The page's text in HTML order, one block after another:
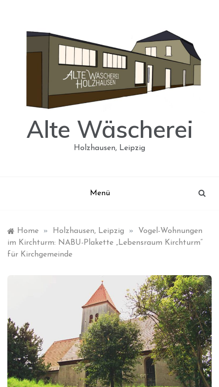
Alte Wäscherei
Holzhausen, Leipzig
Menü
Home » Holzhausen, Leipzig »
Vogel-Wohnungen
im Kirchturm: NABU-Plakette „Lebensraum Kirchturm“
für Kirchgemeinde